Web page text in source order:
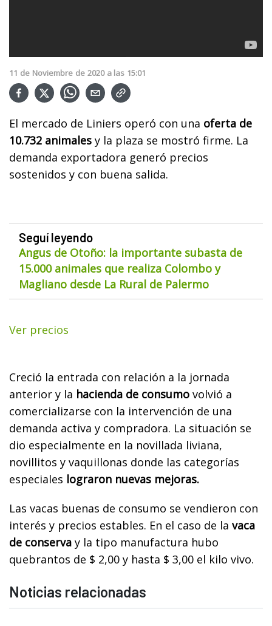
11 de Noviembre de 2020 a las 15:01
El mercado de Liniers operó con una oferta de
10.732 animales y la plaza se mostró firme. La
demanda exportadora generó precios
sostenidos y con buena salida.
Seguí leyendo
Angus de Otoño: la importante subasta de
15.000 animales que realiza Colombo y
Magliano desde La Rural de Palermo
Ver precios
Creció la entrada con relación a la jornada
anterior y la hacienda de consumo volvió a
comercializarse con la intervención de una
demanda activa y compradora. La situación se
dio especialmente en la novillada liviana,
novillitos y vaquillonas donde las categorías
especiales lograron nuevas mejoras.
Las vacas buenas de consumo se vendieron con
interés y precios estables. En el caso de la vaca
de conserva y la tipo manufactura hubo
quebrantos de $ 2,00 y hasta $ 3,00 el kilo vivo.
Noticias relacionadas